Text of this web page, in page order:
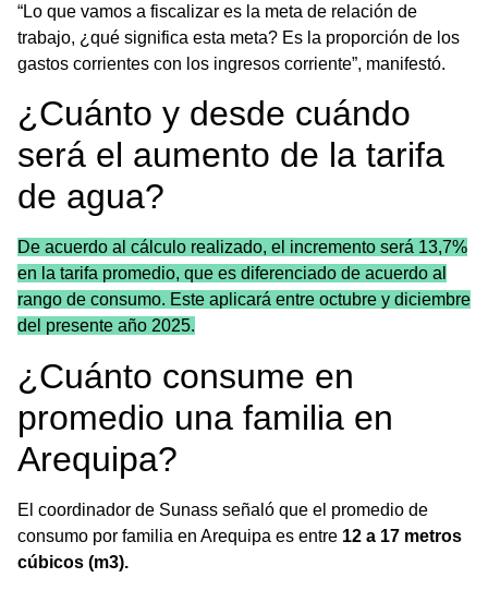
“Lo que vamos a fiscalizar es la meta de relación de
trabajo, ¿qué significa esta meta? Es la proporción de los
gastos corrientes con los ingresos corriente”, manifestó.
¿Cuánto y desde cuándo
será el aumento de la tarifa
de agua?
De acuerdo al cálculo realizado, el incremento será 13,7%
en la tarifa promedio, que es diferenciado de acuerdo al
rango de consumo. Este aplicará entre octubre y diciembre
del presente año 2025.
¿Cuánto consume en
promedio una familia en
Arequipa?
El coordinador de Sunass señaló que el promedio de
consumo por familia en Arequipa es entre 12 a 17 metros
cúbicos (m3).